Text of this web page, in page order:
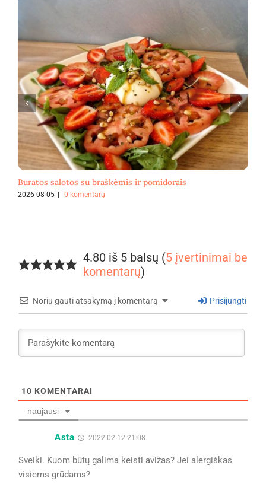
Buratos salotos su braškėmis ir pomidorais
2026-08-05 | 0 komentarų
4.80 iš 5 balsų (5 įvertinimai be
komentarų)
Noriu gauti atsakymą į komentarą Prisijungti
10 KOMENTARAI
naujausi
Asta 2022-02-12 21:08
Sveiki. Kuom būtų galima keisti avižas? Jei alergiškas
visiems grūdams?